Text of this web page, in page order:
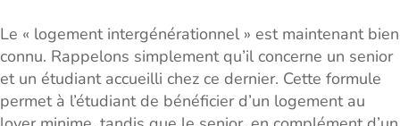
Le « logement intergénérationnel » est maintenant bien
connu. Rappelons simplement qu’il concerne un senior
et un étudiant accueilli chez ce dernier. Cette formule
permet à l’étudiant de bénéficier d’un logement au